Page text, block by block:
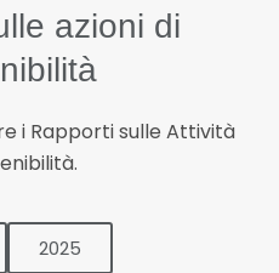
azioni di
i Rapporti sulle Attività
2025